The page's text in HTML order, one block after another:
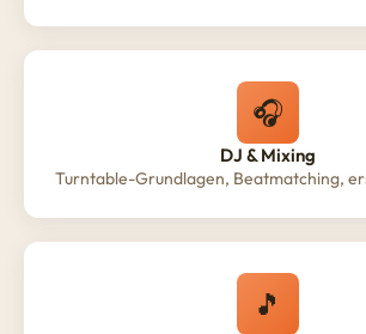
🎧
DJ & Mixing
Turntable-Grundlagen, Beatmatching,
🎵